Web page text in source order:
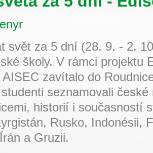
svět za 5 dní (28. 9. - 2.
školy. V rámci projektu
AISEC zavítalo do
seznamovali
historií i současností
Rusko, Indonésii,
a Gruzii.